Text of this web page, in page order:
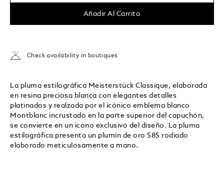
Añadir Al Carrito
Check availability in boutiques
La pluma estilográfica Meisterstück Classique, elaborada
en resina preciosa blanca con elegantes detalles
platinados y realzada por el icónico emblema blanco
Montblanc incrustado en la parte superior del capuchón,
se convierte en un icono exclusivo del diseño. La pluma
estilográfica presenta un plumín de oro 585 rodiado
elaborado meticulosamente a mano.